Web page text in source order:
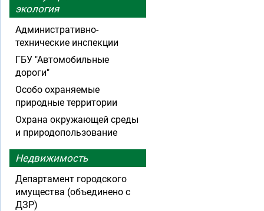
экология
Административно-
технические инспекции
ГБУ "Автомобильные
дороги"
Особо охраняемые
природные территории
Охрана окружающей среды
и природопользование
Недвижимость
Департамент городского
имущества (объединено с
ДЗР)